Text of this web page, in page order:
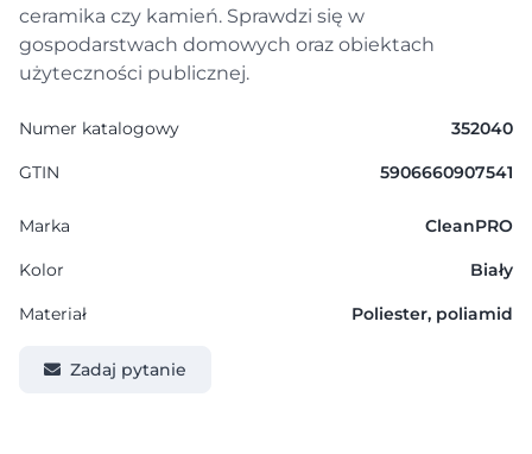
ceramika czy kamień. Sprawdzi się w
gospodarstwach domowych oraz obiektach
użyteczności publicznej.
Numer katalogowy 352040
GTIN 5906660907541
Marka CleanPRO
Kolor Biały
Materiał Poliester, poliamid
Zadaj pytanie